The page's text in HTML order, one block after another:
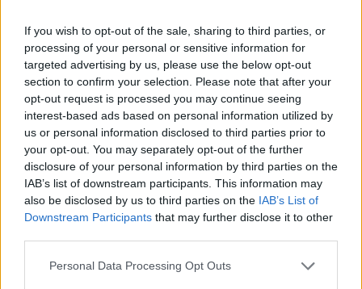
If you wish to opt-out of the sale, sharing to third parties, or
processing of your personal or sensitive information for
targeted advertising by us, please use the below opt-out
section to confirm your selection. Please note that after your
opt-out request is processed you may continue seeing
interest-based ads based on personal information utilized by
us or personal information disclosed to third parties prior to
your opt-out. You may separately opt-out of the further
disclosure of your personal information by third parties on the
IAB’s list of downstream participants. This information may
also be disclosed by us to third parties on the IAB’s List of
Downstream Participants that may further disclose it to other
Personal Data Processing Opt Outs
geef mening
Nebivolol
21-09-2016 | Vrouw | 42
nebivolol
Verhoogde hartslag
Effectiviteit
Hoeveelheid bijwerkingen
medicatie gekregen waarvan ik de naam niet meer weet,